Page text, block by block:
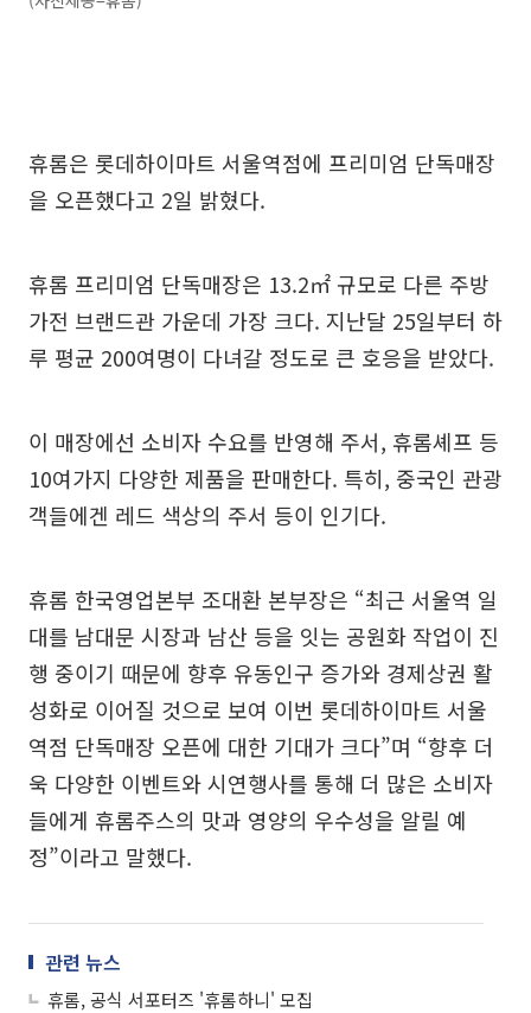
휴롬은 롯데하이마트 서울역점에 프리미엄 단독매장
을 오픈했다고 2일 밝혔다.
휴롬 프리미엄 단독매장은 13.2㎡ 규모로 다른 주방
가전 브랜드관 가운데 가장 크다. 지난달 25일부터 하
루 평균 200여명이 다녀갈 정도로 큰 호응을 받았다.
이 매장에선 소비자 수요를 반영해 주서, 휴롬셰프 등
10여가지 다양한 제품을 판매한다. 특히, 중국인 관광
객들에겐 레드 색상의 주서 등이 인기다.
휴롬 한국영업본부 조대환 본부장은 “최근 서울역 일
대를 남대문 시장과 남산 등을 잇는 공원화 작업이 진
행 중이기 때문에 향후 유동인구 증가와 경제상권 활
성화로 이어질 것으로 보여 이번 롯데하이마트 서울
역점 단독매장 오픈에 대한 기대가 크다”며 “향후 더
욱 다양한 이벤트와 시연행사를 통해 더 많은 소비자
들에게 휴롬주스의 맛과 영양의 우수성을 알릴 예
정”이라고 말했다.
관련 뉴스
휴롬, 공식 서포터즈 '휴롬하니' 모집